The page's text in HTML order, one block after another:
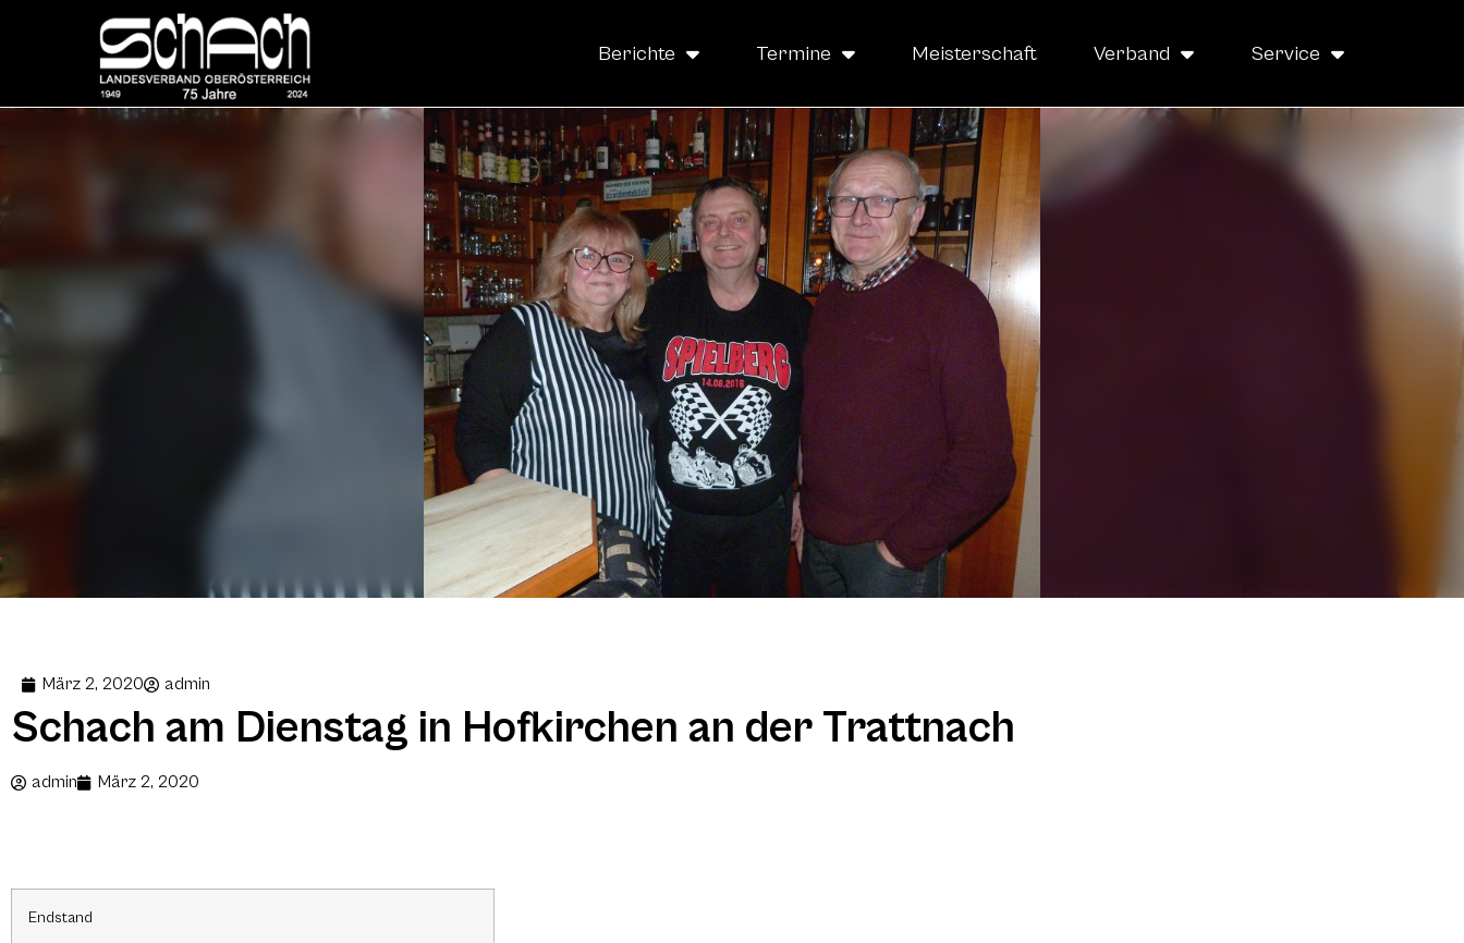
Berichte Termine Meisterschaft Verband Service
März 2, 2020 admin
Schach am Dienstag in Hofkirchen an der Trattnach
admin März 2, 2020
Endstand